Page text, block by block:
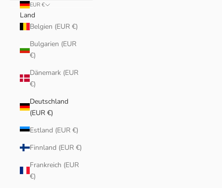
EUR €
Land
Belgien (EUR €)
Bulgarien (EUR
€)
Dänemark (EUR
€)
Deutschland
(EUR €)
Estland (EUR €)
Finnland (EUR €)
Frankreich (EUR
€)